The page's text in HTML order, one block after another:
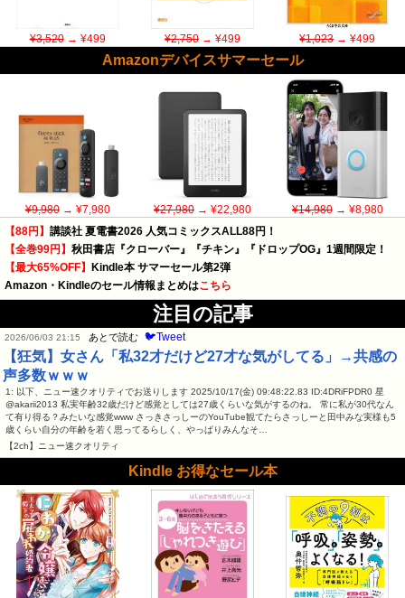
¥3,520→ ¥499 ¥2,750→ ¥499 ¥1,023→ ¥499
Amazonデバイスサマーセール
¥9,980→ ¥7,980 ¥27,980→ ¥22,980 ¥14,980→ ¥8,980
【88円】 講談社 夏電書2026 人気コミックスALL88円！
【全巻99円】 秋田書店『クローバー』『チキン』『ドロップOG』1週間限定！
【最大65%OFF】
Kindle本 サマーセール第2弾
Amazon・Kindleのセール情報まとめはこちら
注目の記事
2026/06/03 21:15 あとで読む 🐦Tweet
【狂気】女さん「私32才だけど27才な気がしてる」→共感の
声多数ｗｗｗ
1: 以下、ニュー速クオリティでお送りします 2025/10/17(金) 09:48:22.83 ID:4DRiFPDR0 星︎︎
@akarii2013 私実年齢32歳だけど感覚としては27歳くらいな気がするのね。 常に私が30代なん
て有り得る？みたいな感覚www さっきさっしーのYouTube観てたらさっしーと田中みな実様も5
歳くらい自分の年齢を若く思ってるらしく、やっぱりみんなそ…
【2ch】ニュー速クオリティ
Kindle お得なセール本